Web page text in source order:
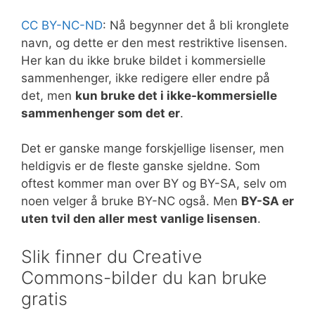
CC BY-NC-ND: Nå begynner det å bli kronglete
navn, og dette er den mest restriktive lisensen.
Her kan du ikke bruke bildet i kommersielle
sammenhenger, ikke redigere eller endre på
det, men kun bruke det i ikke-kommersielle
sammenhenger som det er.
Det er ganske mange forskjellige lisenser, men
heldigvis er de fleste ganske sjeldne. Som
oftest kommer man over BY og BY-SA, selv om
noen velger å bruke BY-NC også. Men BY-SA er
uten tvil den aller mest vanlige lisensen.
Slik finner du Creative
Commons-bilder du kan bruke
gratis